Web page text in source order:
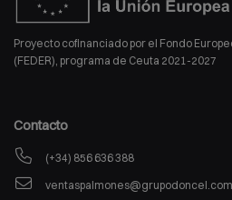
Proyecto cofinanciado por el Fondo
(FEDER), programa de Ceuta 2021-2027
Contacto
(+34) 856 636 388
ventaspalmones@grupodoncel.com